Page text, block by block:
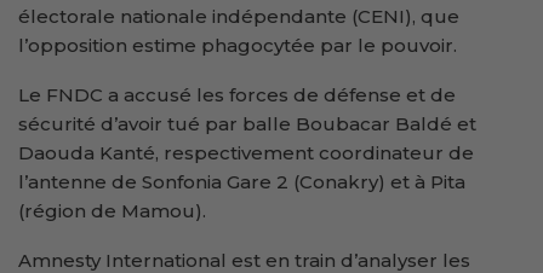
électorale nationale indépendante (CENI), que
l’opposition estime phagocytée par le pouvoir.
Le FNDC a accusé les forces de défense et de
sécurité d’avoir tué par balle Boubacar Baldé et
Daouda Kanté, respectivement coordinateur de
l’antenne de Sonfonia Gare 2 (Conakry) et à Pita
(région de Mamou).
Amnesty International est en train d’analyser les